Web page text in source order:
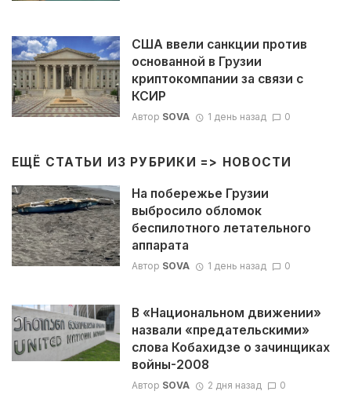
США ввели санкции против
основанной в Грузии
криптокомпании за связи с
КСИР
Автор SOVA 1 день назад 0
ЕЩЁ СТАТЬИ ИЗ РУБРИКИ => НОВОСТИ
На побережье Грузии
выбросило обломок
беспилотного летательного
аппарата
Автор SOVA 1 день назад 0
В «Национальном движении»
назвали «предательскими»
слова Кобахидзе о зачинщиках
войны-2008
Автор SOVA 2 дня назад 0